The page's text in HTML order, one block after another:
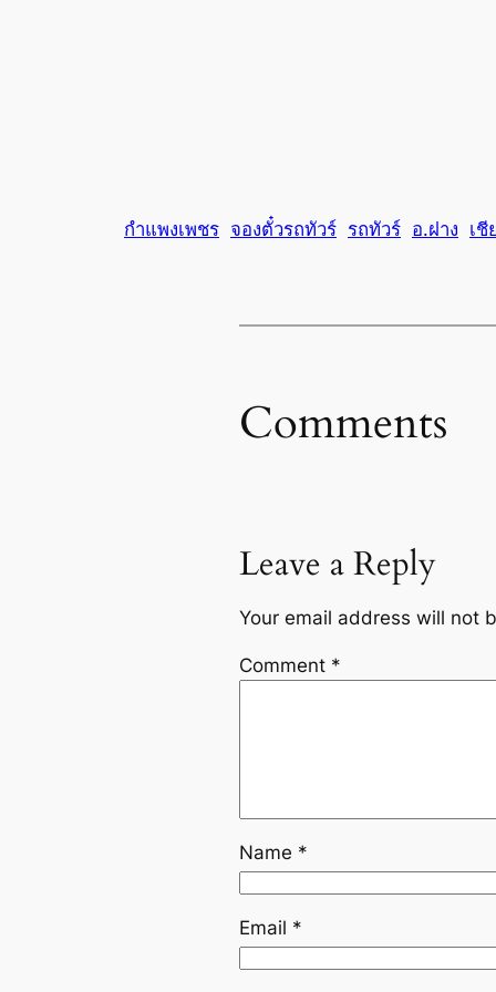
กำแพงเพชร จองตั๋วรถทัวร์ รถทัวร์ อ.ฝาง เชี
Comments
Leave a Reply
Your email address will not
Comment *
Name *
Email *